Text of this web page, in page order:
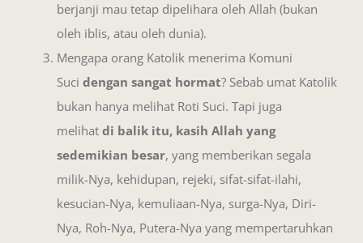
berjanji mau tetap dipelihara oleh Allah (bukan
oleh iblis, atau oleh dunia).
Mengapa orang Katolik menerima Komuni
Suci dengan sangat hormat? Sebab umat Katolik
bukan hanya melihat Roti Suci. Tapi juga
melihat di balik itu, kasih Allah yang
sedemikian besar, yang memberikan segala
milik-Nya, kehidupan, rejeki, sifat-sifat-ilahi,
kesucian-Nya, kemuliaan-Nya, surga-Nya, Diri-
Nya, Roh-Nya, Putera-Nya yang mempertaruhkan